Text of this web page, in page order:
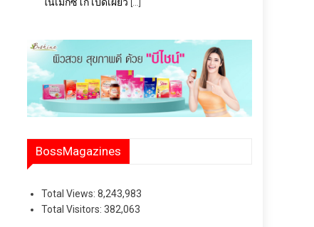
BossMagazines
Total Views:8,243,983
Total Visitors:382,063